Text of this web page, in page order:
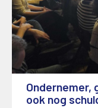
Ondernemer,
ook nog